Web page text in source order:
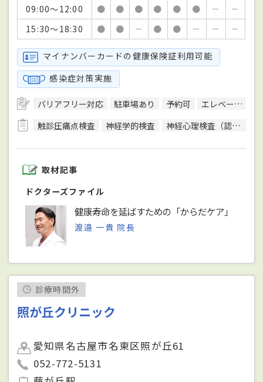
09:00～12:00
● ● ● ● ● ● －
－
15:30～18:30
● ● － ● ● － － －
マイナンバーカードの健康保険証利用可能
感染症対策実施
バリアフリー対応 駐車場あり 予約可
エレベーターあり
触診圧痛点検査
神経学的検査 神経心理検査（認知症検査）
取材記事
ドクターズファイル
健康寿命を延ばすための「からだケア」
渡邉 一貴 院長
診療時間外
照が丘クリニック
愛知県名古屋市名東区照が丘61
052-772-5131